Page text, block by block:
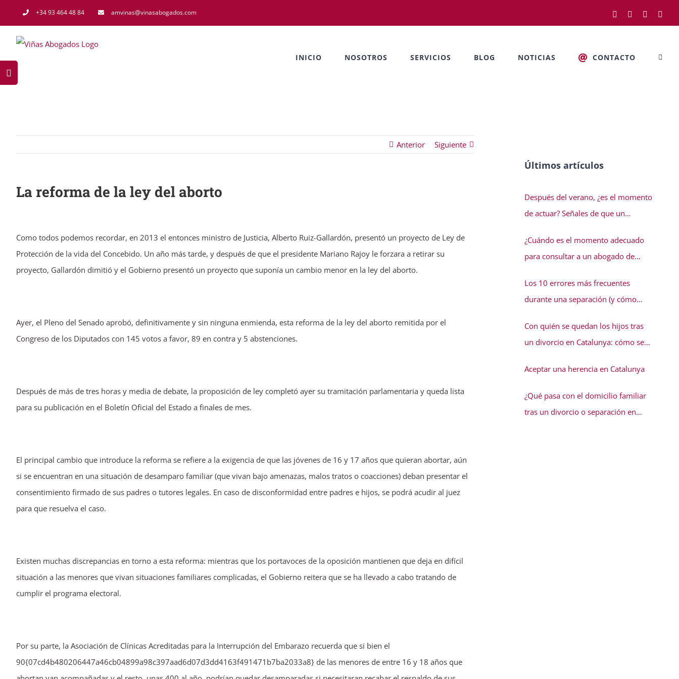
al
contenido
+34 93 464 48 84 amvinas@vinasabogados.com Facebook
TwitterLinkedIn
INICIO NOSOTROS SERVICIOS BLOG NOTICIAS CONTACTO
Anterior Siguiente
La reforma de la ley del aborto
imagen
más
grande
Como todos podemos recordar, en 2013 el entonces ministro de Justicia, Alberto Ruiz-Gallardón, presentó un proyecto de Ley de
Protección de la vida del Concebido. Un año más tarde, y después de que el presidente Mariano Rajoy le forzara a retirar su
proyecto, Gallardón dimitió y el Gobierno presentó un proyecto que suponía un cambio menor en la ley del aborto.
Ayer, el Pleno del Senado aprobó, definitivamente y sin ninguna enmienda, esta reforma de la ley del aborto remitida por el
Congreso de los Diputados con 145 votos a favor, 89 en contra y 5 abstenciones.
Después de más de tres horas y media de debate, la proposición de ley completó ayer su tramitación parlamentaria y queda lista
para su publicación en el Boletín Oficial del Estado a finales de mes.
El principal cambio que introduce la reforma se refiere a la exigencia de que las jóvenes de 16 y 17 años que quieran abortar, aún
si se encuentran en una situación de desamparo familiar (que vivan bajo amenazas, malos tratos o coacciones) deban presentar el
consentimiento firmado de sus padres o tutores legales. En caso de disconformidad entre padres e hijos, se podrá acudir al juez
para que resuelva el caso.
Existen muchas discrepancias en torno a esta reforma: mientras que los portavoces de la oposición mantienen que deja en difícil
situación a las menores que vivan situaciones familiares complicadas, el Gobierno reitera que se ha llevado a cabo tratando de
cumplir el programa electoral.
Por su parte, la Asociación de Clínicas Acreditadas para la Interrupción del Embarazo recuerda que si bien el
90{07cd4b480206447a46cb04899a98c397aad6d07d3dd4163f491471b7ba2033a8} de las menores de entre 16 y 18 años que
Últimos artículos
Después del verano, ¿es el momento
de actuar? Señales de que un
¿Cuándo es el momento adecuado
para consultar a un abogado de
Los 10 errores más frecuentes
durante una separación (y cómo
Con quién se quedan los hijos tras
un divorcio en Catalunya: cómo se
Aceptar una herencia en Catalunya
¿Qué pasa con el domicilio familiar
tras un divorcio o separación en
Toggle
Sliding